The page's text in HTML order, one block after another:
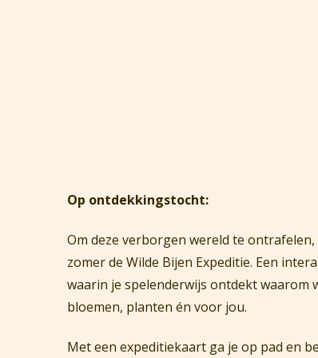
Op ontdekkingstocht:
Om deze verborgen wereld te
zomer de Wilde Bijen Expeditie. Een
waarin je spelenderwijs ontdekt waarom
bloemen, planten én voor jou.
Met een expeditiekaart ga je op pad en